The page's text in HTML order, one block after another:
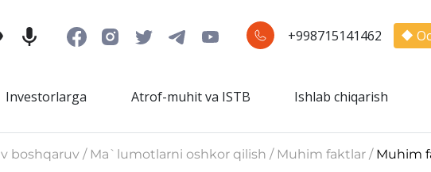
+998715141462
Investorlarga Atrof-muhit va ISTB Ishlab chiqarish
boshqaruv / Ma`lumotlarni oshkor qilish / Muhim faktlar / Muhim